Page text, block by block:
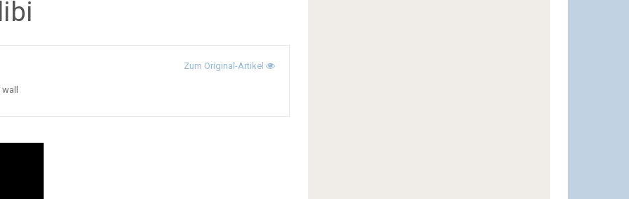
Zum Original-Artikel